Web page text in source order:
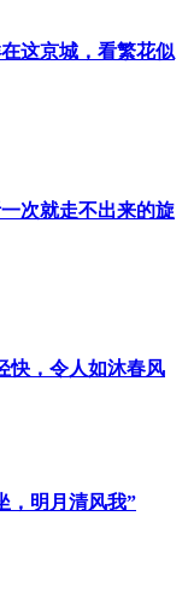
这京城，看繁花似
次就走不出来的旋
快，令人如沐春风
，明月清风我”